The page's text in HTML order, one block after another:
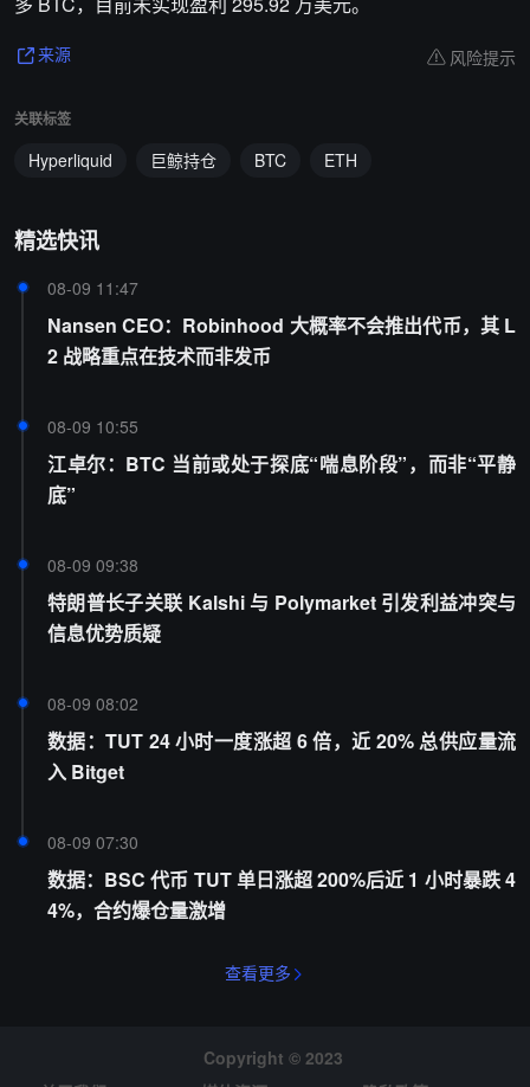
来源 风险提示
关联标签
Hyperliquid 巨鲸持仓 BTC ETH
精选快讯
08-09 11:47
Nansen CEO：Robinhood 大概率不会推出代币，其 L
2 战略重点在技术而非发币
08-09 10:55
江卓尔：BTC 当前或处于探底“喘息阶段”，而非“平静
底”
08-09 09:38
特朗普长子关联 Kalshi 与 Polymarket 引发利益冲突与
信息优势质疑
08-09 08:02
数据：TUT 24 小时一度涨超 6 倍，近 20% 总供应量流
入 Bitget
08-09 07:30
数据：BSC 代币 TUT 单日涨超 200%后近 1 小时暴跌 4
4%，合约爆仓量激增
查看更多
Copyright © 2023